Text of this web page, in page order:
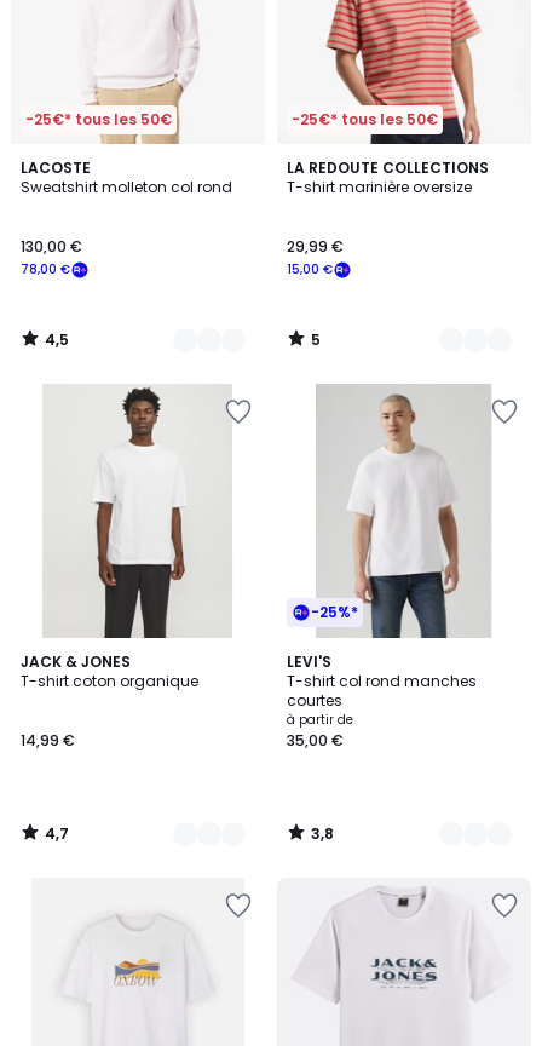
-25€* tous les 50€
LACOSTE
Sweatshirt molleton col rond
78,00 €
130,00 €
4,5
/ 5
8
Couleurs
4,5
/
-25€* tous les 50€
LA REDOUTE COLLECTIONS
T-shirt marinière oversize
15,00 €
29,99 €
5
/
2
Couleurs
5
/
JACK & JONES
T-shirt coton organique
14,99 €
4,7
/ 5
4
Couleurs
4,7
/
-25%*
LEVI'S
T-shirt col rond manches
courtes
à partir de
35,00 €
3,8
/ 5
9
Couleurs
3,8
/